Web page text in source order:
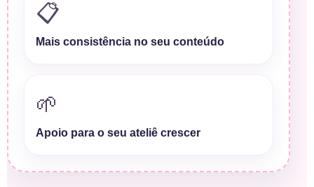
📋
Mais consistência no seu conteúdo
🌱
Apoio para o seu ateliê crescer